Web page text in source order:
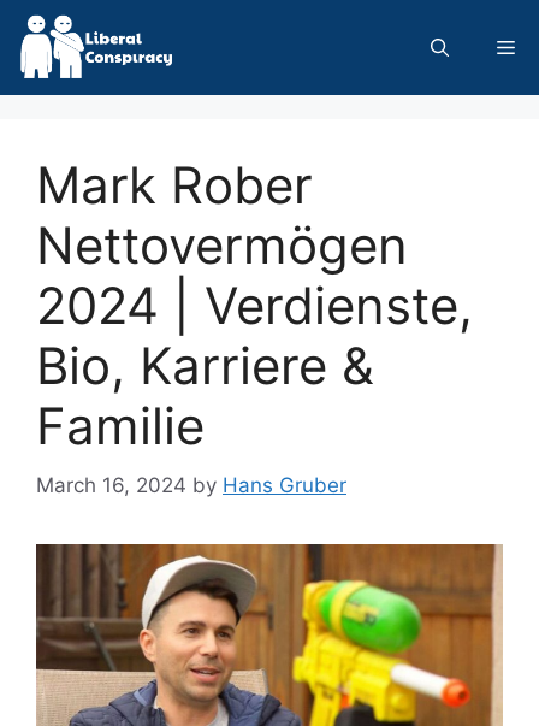
Skip
content
Mark Rober
Nettovermögen
2024 | Verdienste,
Bio, Karriere &
Familie
March 16, 2024 by Hans Gruber